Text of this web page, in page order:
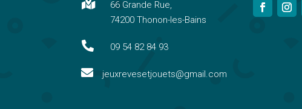

66 Grande Rue,
74200 Thonon-les-Bains
 09 54 82 84 93
 jeuxrevesetjouets@gmail.com